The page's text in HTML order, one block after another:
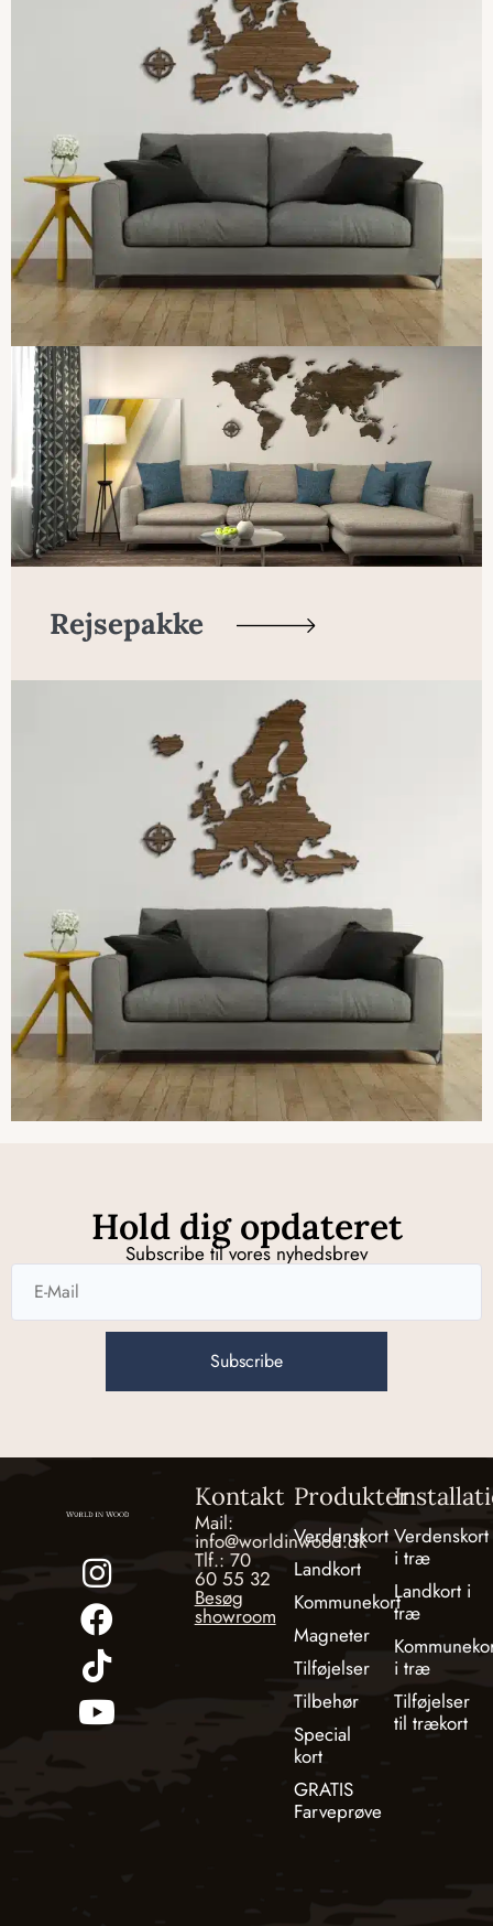
Rejsepakke
Hold dig opdateret
Subscribe til vores nyhedsbrev
Subscribe
Kontakt
Mail:
info@worldinwood.dk
Tlf.: 70
60 55 32
Besøg
showroom
Produkter
Verdenskort
Landkort
Kommunekort
Magneter
Tilføjelser
Tilbehør
Special
kort
GRATIS
Farveprøve
Verdenskort
i træ
Landkort i
træ
i træ
Tilføjelser
til trækort